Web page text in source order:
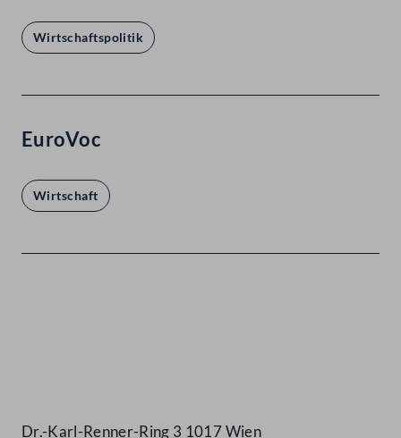
Wirtschaftspolitik
EuroVoc
Wirtschaft
Dr.-Karl-Renner-Ring 3 1017 Wien